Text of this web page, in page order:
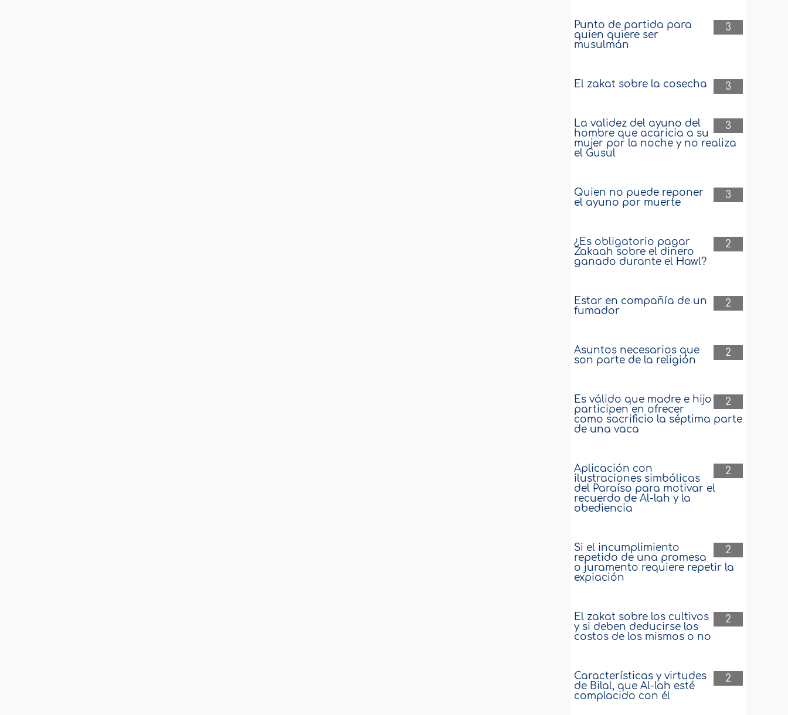
3
Punto de partida para
quien quiere ser
musulmán
3
El zakat sobre la cosecha
3
La validez del ayuno del
hombre que acaricia a su
mujer por la noche y no realiza
el Gusul
3
Quien no puede reponer
el ayuno por muerte
2
¿Es obligatorio pagar
Zakaah sobre el dinero
ganado durante el Hawl?
2
Estar en compañía de un
fumador
2
Asuntos necesarios que
son parte de la religión
2
Es válido que madre e hijo
participen en ofrecer
como sacrificio la séptima parte
de una vaca
2
Aplicación con
ilustraciones simbólicas
del Paraíso para motivar el
recuerdo de Al-lah y la
obediencia
2
Si el incumplimiento
repetido de una promesa
o juramento requiere repetir la
expiación
2
El zakat sobre los cultivos
y si deben deducirse los
costos de los mismos o no
2
Características y virtudes
de Bilal, que Al-lah esté
complacido con él